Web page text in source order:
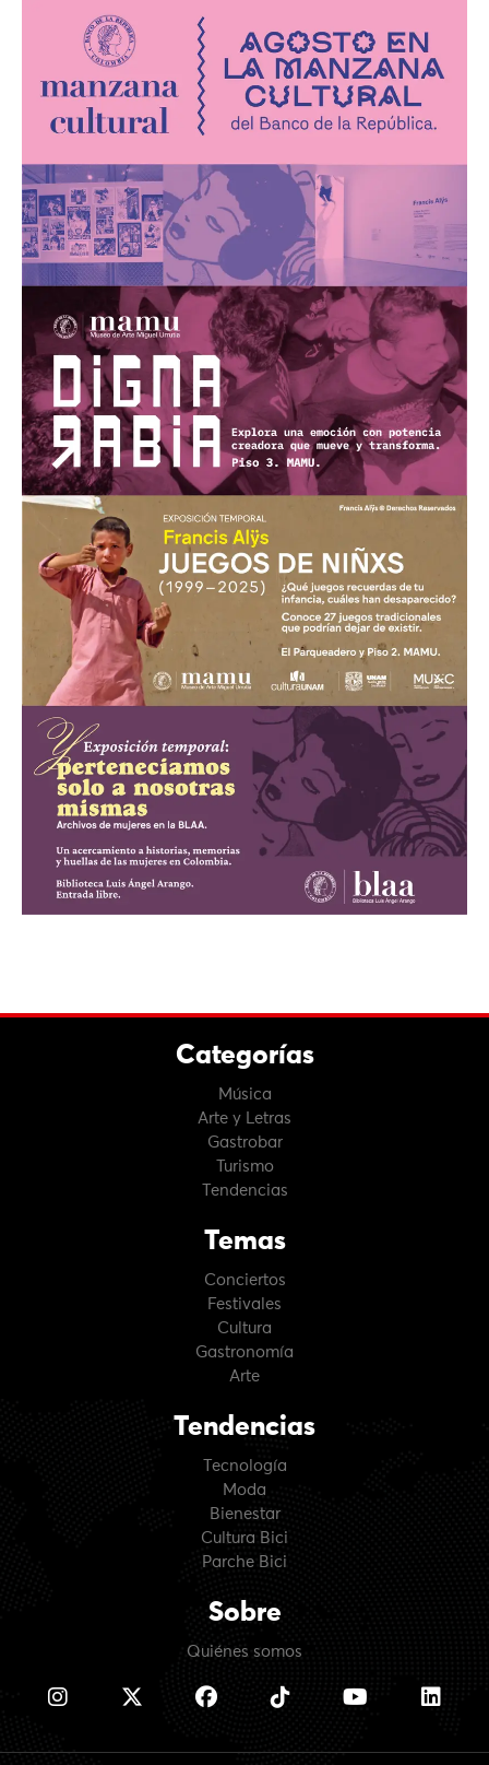
Categorías
Música
Arte y Letras
Gastrobar
Turismo
Tendencias
Temas
Conciertos
Festivales
Cultura
Gastronomía
Arte
Tendencias
Tecnología
Moda
Bienestar
Cultura Bici
Parche Bici
Sobre
Quiénes somos